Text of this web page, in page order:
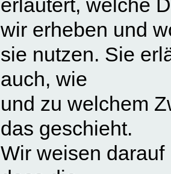
erläutert, welche
wir erheben und
sie nutzen. Sie
auch, wie
und zu welchem
das geschieht.
Wir weisen darauf